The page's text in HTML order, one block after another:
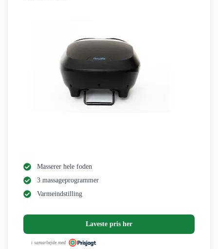
Masserer hele foden
3 massageprogrammer
Varmeindstilling
Laveste pris her
i samarbejde med